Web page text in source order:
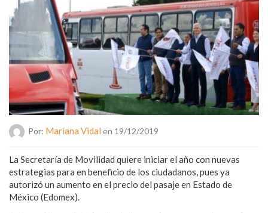
Por: Mariana Vidal en 19/12/2019
La Secretaría de Movilidad quiere iniciar el año con nuevas
estrategias para en beneficio de los ciudadanos, pues ya
autorizó un aumento en el precio del pasaje en Estado de
México (Edomex).